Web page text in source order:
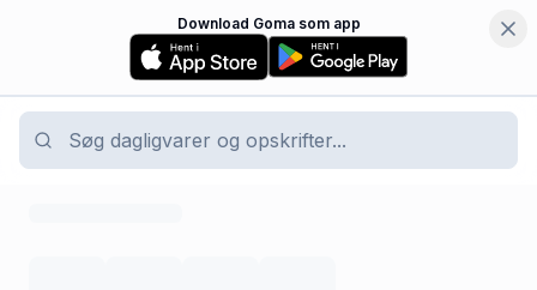
Download Goma som app